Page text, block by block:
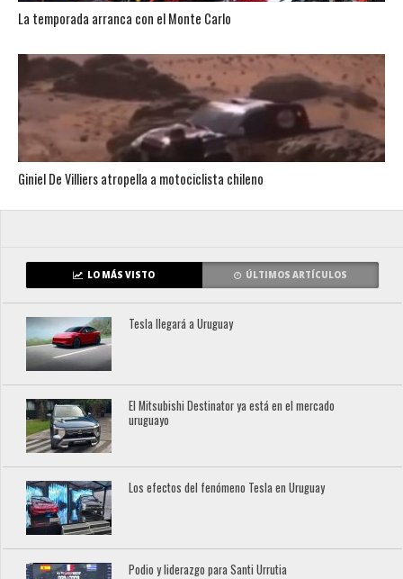
La temporada arranca con el Monte Carlo
Giniel De Villiers atropella a motociclista chileno
LO MÁS VISTO ÚLTIMOS ARTÍCULOS
Tesla llegará a Uruguay
El Mitsubishi Destinator ya está en el mercado
uruguayo
Los efectos del fenómeno Tesla en Uruguay
Podio y liderazgo para Santi Urrutia